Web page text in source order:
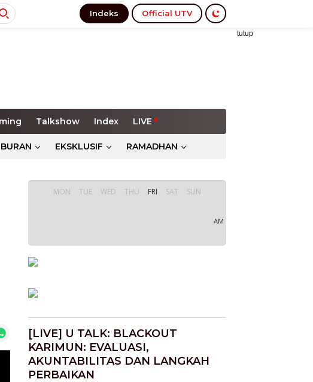
Indeks Official UTV
tutup
Talkshow Index LIVE
EKSKLUSIF RAMADHAN
MON TUE WED THU FRI SAT SUN
AM
[LIVE] U TALK: BLACKOUT
KARIMUN: EVALUASI,
AKUNTABILITAS DAN LANGKAH
PERBAIKAN